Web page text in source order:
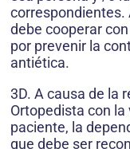
correspondientes.
debe cooperar
por prevenir la
antiética.
3D. A causa de la
Ortopedista con
paciente, la
que debe ser